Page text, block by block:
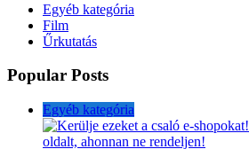
Egyéb kategória
Film
Űrkutatás
Popular Posts
Egyéb kategória